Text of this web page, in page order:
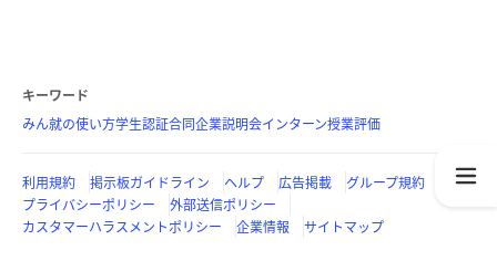
キーワード
みん就の使い方学生認証合同企業説明会インターン授業評価
利用規約 掲示板ガイドライン ヘルプ 広告掲載
グループ規約
プライバシーポリシー
外部送信ポリシー
カスタマーハラスメントポリシー
企業情報 サイトマップ